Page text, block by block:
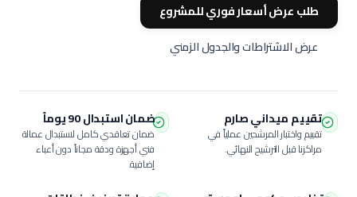
طلب عرض أسعار فوري للمشروع
عرض الاشتراطات والجدول الزمني
تقييم ميداني صارم
تقييم واختبار المرشحين عملياً في
مراكزنا قبل الترشيح النهائي.
ضمان استبدال 90 يوماً
ضمان تعاقدي كامل لاستبدال عمالة
فني أجهزة ودقةمجاناً دون أعباء
إضافية.